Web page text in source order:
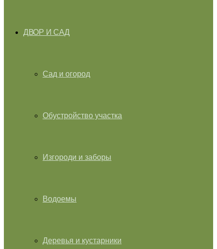
ДВОР И САД
Сад и огород
Обустройство участка
Изгороди и заборы
Водоемы
Деревья и кустарники